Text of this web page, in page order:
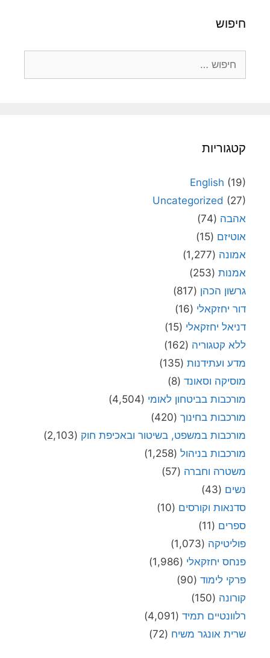
חיפוש
קטגוריות
English (19)
Uncategorized (27)
אהבה (74)
אוטיזם (15)
אמונה (1,277)
אמנות (253)
גרשון הכהן (817)
דור יחזקאלי (16)
דניאל יחזקאלי (15)
ללא קטגוריה (162)
מדע ועתידנות (135)
מוסיקה וסאונד (8)
מורכבות בביטחון לאומי (4,504)
מורכבות בחינוך (420)
מורכבות במשפט, בשיטור ובאכיפת חוק (2,103)
מורכבות בניהול (1,258)
משטרה וחברה (57)
נשים (43)
סדנאות וקורסים (10)
ספרים (11)
פוליטיקה (1,073)
פנחס יחזקאלי (1,986)
פרקי לימוד (90)
קורונה (150)
רלוונטיים תמיד (4,091)
שרית אונגר משיח (72)